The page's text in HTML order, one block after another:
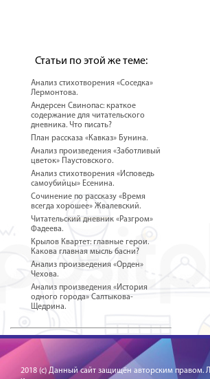
Статьи по этой же теме:
Анализ стихотворения «Соседка»
Лермонтова.
Андерсен Свинопас: краткое
содержание для читательского
дневника. Что писать?
План рассказа «Кавказ» Бунина.
Анализ произведения «Заботливый
цветок» Паустовского.
Анализ стихотворения «Исповедь
самоубийцы» Есенина.
Сочинение по рассказу «Время
всегда хорошее» Жвалевский.
Читательский дневник «Разгром»
Фадеева.
Крылов Квартет: главные герои.
Какова главная мысль басни?
Анализ произведения «Орден»
Чехова.
Анализ произведения «История
одного города» Салтыкова-
Щедрина.
2018 (c) Данный сайт защищён авторским правом.